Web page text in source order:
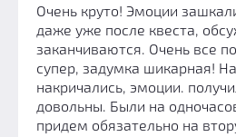
Очень круто! Эмоции
даже уже после квеста,
заканчиваются. Очень все
супер, задумка шикарная!
накричались, эмоции.
довольны. Были на
придем обязательно на